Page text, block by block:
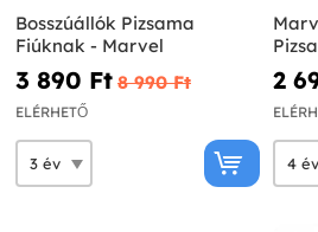
Bosszúállók Pizsama
Fiúknak - Marvel
3 890 Ft‎ 8 990 Ft‎
ELÉRHETŐ
2